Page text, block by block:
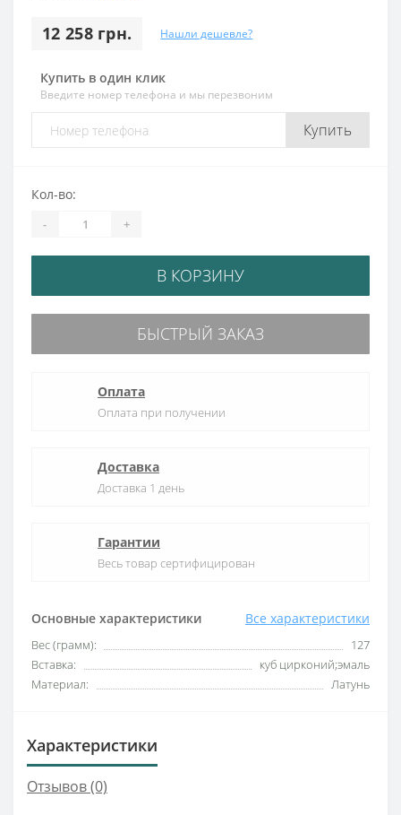
12 258 грн. Нашли дешевле?
Купить в один клик
Введите номер телефона и мы перезвоним
Купить
Основные характеристики Все характеристики
Вес (грамм):
127
Вставка:
куб цирконий;эмаль
Материал:
Латунь
Кол-во:
- +
В КОРЗИНУ
БЫСТРЫЙ ЗАКАЗ
Оплата
Оплата при получении
Доставка
Доставка 1 день
Гарантии
Весь товар сертифицирован
Характеристики
Отзывов (0)